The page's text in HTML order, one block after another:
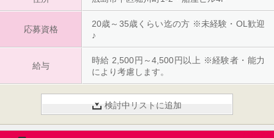
応募資格
20歳～35歳くらい迄の方 ※未経験・OL歓迎
♪
給与
時給 2,500円～4,500円以上 ※経験者・能力
により考慮します。
検討中リストに追加